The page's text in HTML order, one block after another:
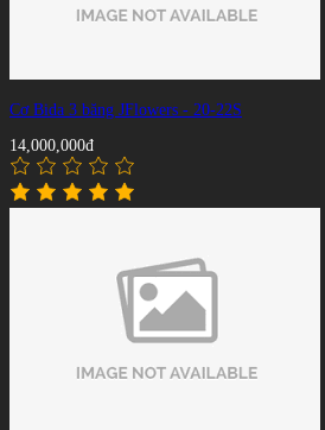
Cơ Bida 3 băng JFlowers - 20-22S
14,000,000đ